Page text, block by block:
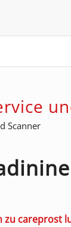
Scanner
careprost